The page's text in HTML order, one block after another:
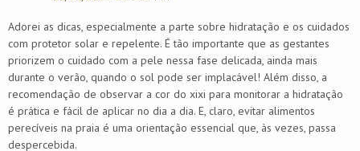
Adorei as dicas, especialmente a parte sobre hidratação e os cuidados
com protetor solar e repelente. É tão importante que as gestantes
priorizem o cuidado com a pele nessa fase delicada, ainda mais
durante o verão, quando o sol pode ser implacável! Além disso, a
recomendação de observar a cor do xixi para monitorar a hidratação
é prática e fácil de aplicar no dia a dia. E, claro, evitar alimentos
perecíveis na praia é uma orientação essencial que, às vezes, passa
despercebida.